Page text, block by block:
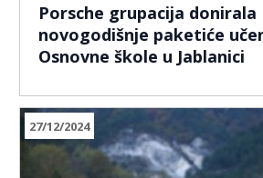
Porsche grupacija donirala
novogodišnje paketiće
Osnovne škole u Jablanici
27/12/2024